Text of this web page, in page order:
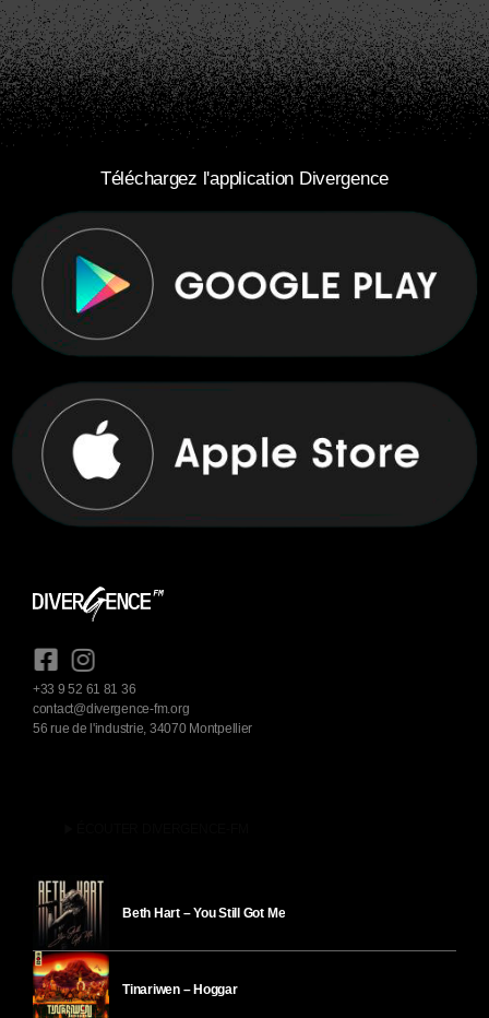
Téléchargez l'application Divergence
+33 9 52 61 81 36
contact@divergence-fm.org
56 rue de l'industrie, 34070 Montpellier
Beth Hart – You Still Got Me
Tinariwen – Hoggar